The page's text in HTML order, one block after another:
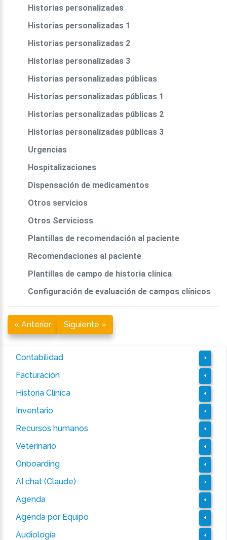
Historias personalizadas
Historias personalizadas 1
Historias personalizadas 2
Historias personalizadas 3
Historias personalizadas públicas
Historias personalizadas públicas 1
Historias personalizadas públicas 2
Historias personalizadas públicas 3
Urgencias
Hospitalizaciones
Dispensación de medicamentos
Otros servicios
Otros Servicioss
Plantillas de recomendación al paciente
Recomendaciones al paciente
Plantillas de campo de historia clínica
Configuración de evaluación de campos clínicos
« Anterior Siguiente »
Contabilidad +
Facturación +
Historia Clínica +
Inventario +
Recursos humanos +
Veterinario +
Onboarding +
AI chat (Claude) +
Agenda +
Agenda por Equipo +
Audiología +